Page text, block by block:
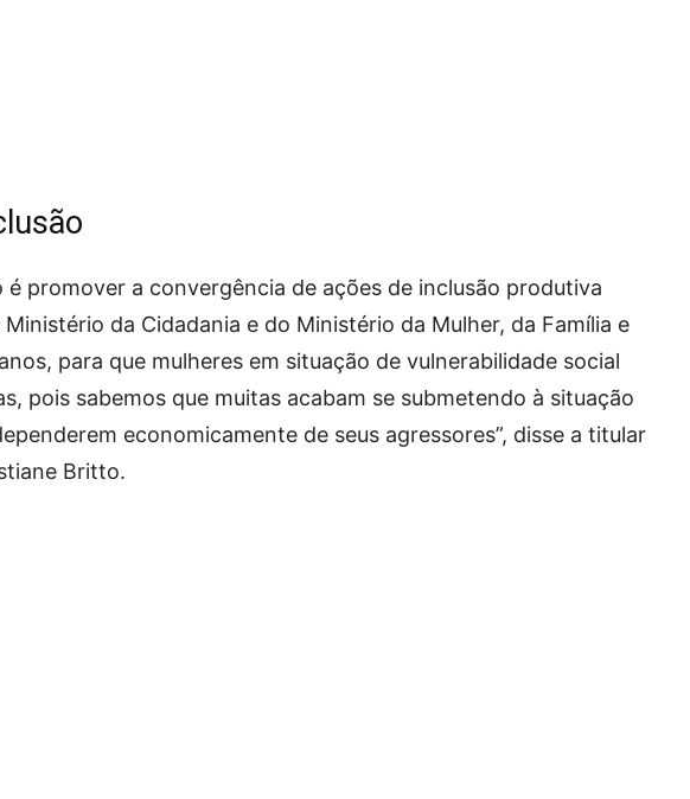
é promover a convergência de ações de inclusão produtiva
da Cidadania e do Ministério da Mulher, da Família e
para que mulheres em situação de vulnerabilidade social
pois sabemos que muitas acabam se submetendo à situação
economicamente de seus agressores”, disse a titular
Britto.